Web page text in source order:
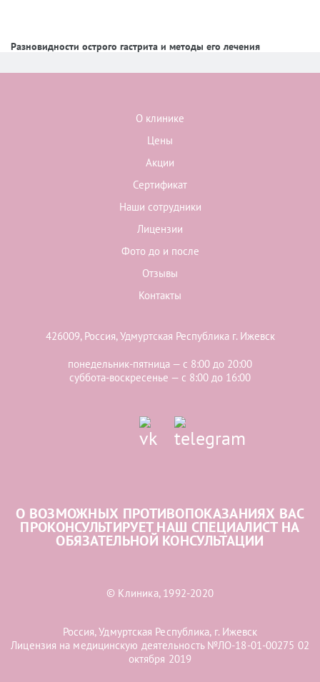
Разновидности острого гастрита и методы его лечения
О клинике
Цены
Акции
Сертификат
Наши сотрудники
Лицензии
Фото до и после
Отзывы
Контакты
426009, Россия, Удмуртская Республика г. Ижевск
понедельник-пятница — с 8:00 до 20:00
суббота-воскресенье — с 8:00 до 16:00
О ВОЗМОЖНЫХ ПРОТИВОПОКАЗАНИЯХ ВАС
ПРОКОНСУЛЬТИРУЕТ НАШ СПЕЦИАЛИСТ НА
ОБЯЗАТЕЛЬНОЙ КОНСУЛЬТАЦИИ
© Клиника, 1992-2020
Россия, Удмуртская Республика, г. Ижевск
Лицензия на медицинскую деятельность №ЛО-18-01-00275 02
октября 2019